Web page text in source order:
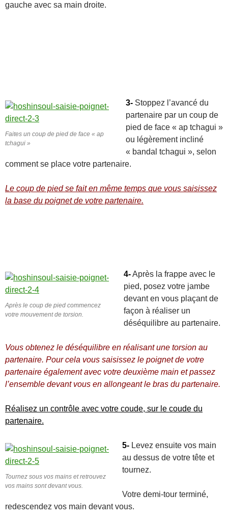
gauche avec sa main droite.
Faites un coup de pied de face « ap
tchagui »
3- Stoppez l’avancé du
partenaire par un coup de
pied de face « ap tchagui »
ou légèrement incliné
« bandal tchagui », selon
comment se place votre partenaire.
Le coup de pied se fait en même temps que vous saisissez
la base du poignet de votre partenaire.
Après le coup de pied commencez
votre mouvement de torsion.
4-Après la frappe avec le
pied, posez votre jambe
devant en vous plaçant de
façon à réaliser un
déséquilibre au partenaire.
Vous obtenez le déséquilibre en réalisant une torsion au
partenaire. Pour cela vous saisissez le poignet de votre
partenaire également avec votre deuxième main et passez
l’ensemble devant vous en allongeant le bras du partenaire.
Réalisez un contrôle avec votre coude, sur le coude du
partenaire.
Tournez sous vos mains et retrouvez
vos mains sont devant vous.
5- Levez ensuite vos main
au dessus de votre tête et
tournez.
Votre demi-tour terminé,
redescendez vos main devant vous.